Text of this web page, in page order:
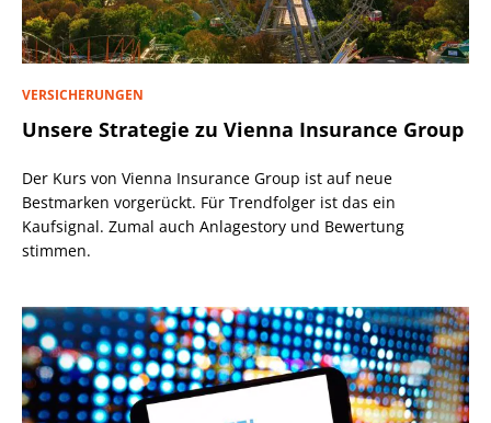
VERSICHERUNGEN
Unsere Strategie zu Vienna Insurance Group
Der Kurs von Vienna Insurance Group ist auf neue
Bestmarken vorgerückt. Für Trendfolger ist das ein
Kaufsignal. Zumal auch Anlagestory und Bewertung
stimmen.